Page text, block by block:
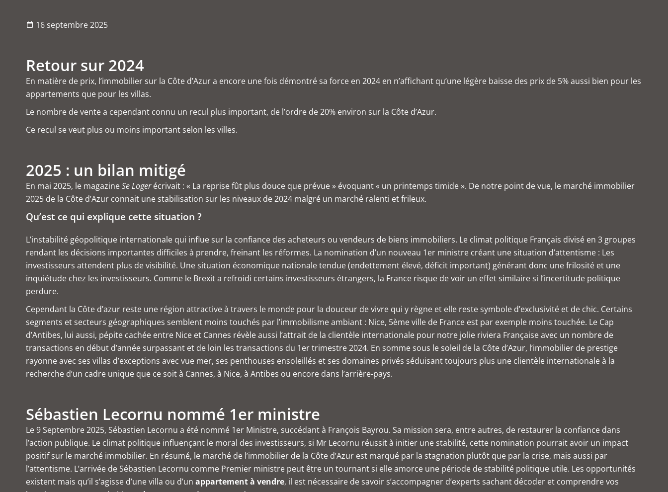
16 septembre 2025
Retour sur 2024
En matière de prix, l’immobilier sur la Côte d’Azur a encore une fois démontré sa force en 2024 en n’affichant qu’une légère baisse des prix de 5% aussi bien pour les
appartements que pour les villas.
Le nombre de vente a cependant connu un recul plus important, de l’ordre de 20% environ sur la Côte d’Azur.
Ce recul se veut plus ou moins important selon les villes.
2025 : un bilan mitigé
En mai 2025, le magazineSe Logerécrivait : « La reprise fût plus douce que prévue » évoquant « un printemps timide ». De notre point de vue, le marché immobilier
2025 de la Côte d’Azur connait une stabilisation sur les niveaux de 2024 malgré un marché ralenti et frileux.
Qu’est ce qui explique cette situation ?
L’instabilité géopolitique internationale qui influe sur la confiance des acheteurs ou vendeurs de biens immobiliers. Le climat politique Français divisé en 3 groupes
rendant les décisions importantes difficiles à prendre, freinant les réformes. La nomination d’un nouveau 1er ministre créant une situation d’attentisme : Les
investisseurs attendent plus de visibilité. Une situation économique nationale tendue (endettement élevé, déficit important) générant donc une frilosité et une
inquiétude chez les investisseurs. Comme le Brexit a refroidi certains investisseurs étrangers, la France risque de voir un effet similaire si l’incertitude politique
perdure.
Cependant la Côte d’azur reste une région attractive à travers le monde pour la douceur de vivre qui y règne et elle reste symbole d’exclusivité et de chic. Certains
segments et secteurs géographiques semblent moins touchés par l’immobilisme ambiant : Nice, 5ème ville de France est par exemple moins touchée. Le Cap
d’Antibes, lui aussi, pépite cachée entre Nice et Cannes révèle aussi l’attrait de la clientèle internationale pour notre jolie riviera Française avec un nombre de
transactions en début d’année surpassant et de loin les transactions du 1er trimestre 2024. En somme sous le soleil de la Côte d’Azur, l’immobilier de prestige
rayonne avec ses villas d’exceptions avec vue mer, ses penthouses ensoleillés et ses domaines privés séduisant toujours plus une clientèle internationale à la
recherche d’un cadre unique que ce soit à Cannes, à Nice, à Antibes ou encore dans l’arrière-pays.
Sébastien Lecornu nommé 1er ministre
Le 9 Septembre 2025, Sébastien Lecornu a été nommé 1er Ministre, succédant à François Bayrou. Sa mission sera, entre autres, de restaurer la confiance dans
l’action publique. Le climat politique influençant le moral des investisseurs, si Mr Lecornu réussit à initier une stabilité, cette nomination pourrait avoir un impact
positif sur le marché immobilier. En résumé, le marché de l’immobilier de la Côte d’Azur est marqué par la stagnation plutôt que par la crise, mais aussi par
l’attentisme. L’arrivée de Sébastien Lecornu comme Premier ministre peut être un tournant si elle amorce une période de stabilité politique utile. Les opportunités
existent mais qu’il s’agisse d’une villa ou d’un appartement à vendre, il est nécessaire de savoir s’accompagner d’experts sachant décoder et comprendre vos